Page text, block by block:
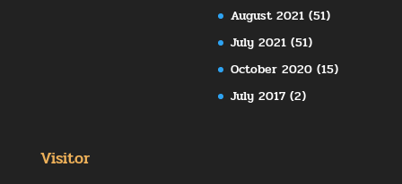
August 2021 (51)
July 2021 (51)
October 2020 (15)
July 2017 (2)
Visitor